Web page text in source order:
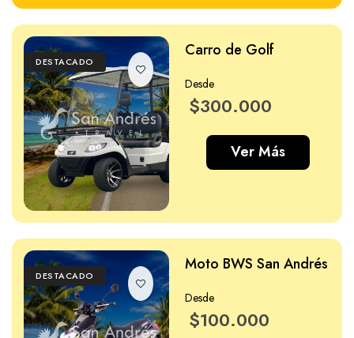
DESTACADO
Carro de Golf
Desde
$300.000
Ver Más
DESTACADO
Moto BWS San Andrés
Desde
$100.000